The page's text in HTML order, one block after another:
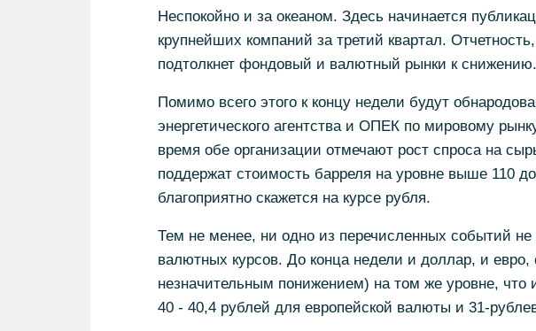
Неспокойно и за океаном. Здесь начинается
крупнейших компаний за третий квартал.
подтолкнет фондовый и валютный рынки к снижению.
Помимо всего этого к концу недели будут
энергетического агентства и ОПЕК по мировому
время обе организации отмечают рост спроса на
поддержат стоимость барреля на уровне выше 110
благоприятно скажется на курсе рубля.
Тем не менее, ни одно из перечисленных событий не
валютных курсов. До конца недели и доллар, и евро,
незначительным понижением) на том же уровне, что
40 - 40,4 рублей для европейской валюты и 31-